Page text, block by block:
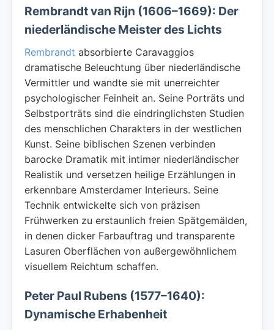
Rembrandt van Rijn (1606–1669): Der
niederländische Meister des Lichts
Rembrandt absorbierte Caravaggios
dramatische Beleuchtung über niederländische
Vermittler und wandte sie mit unerreichter
psychologischer Feinheit an. Seine Porträts und
Selbstporträts sind die eindringlichsten Studien
des menschlichen Charakters in der westlichen
Kunst. Seine biblischen Szenen verbinden
barocke Dramatik mit intimer niederländischer
Realistik und versetzen heilige Erzählungen in
erkennbare Amsterdamer Interieurs. Seine
Technik entwickelte sich von präzisen
Frühwerken zu erstaunlich freien Spätgemälden,
in denen dicker Farbauftrag und transparente
Lasuren Oberflächen von außergewöhnlichem
visuellem Reichtum schaffen.
Peter Paul Rubens (1577–1640):
Dynamische Erhabenheit